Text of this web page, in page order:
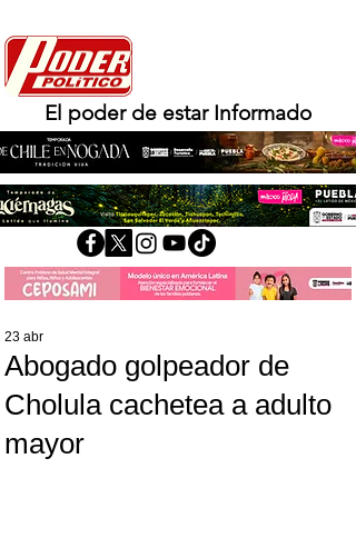
El poder de estar Informado
Abogado golpeador de
Cholula cachetea a adulto
mayor
23 abr